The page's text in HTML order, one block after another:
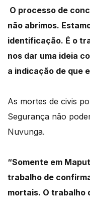
O processo de
não abrimos.
identificação. É o
nos dar uma ideia
a indicação de que
As mortes de civis
Segurança não
Nuvunga.
“Somente em
trabalho de
mortais. O trabalho